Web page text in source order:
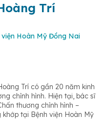
Trí
viện Hoàn Mỹ Đồng Nai
Trí có gần 20 năm kinh
chỉnh hình. Hiện tại, bác sĩ
thương chỉnh hình –
tại Bệnh viện Hoàn Mỹ